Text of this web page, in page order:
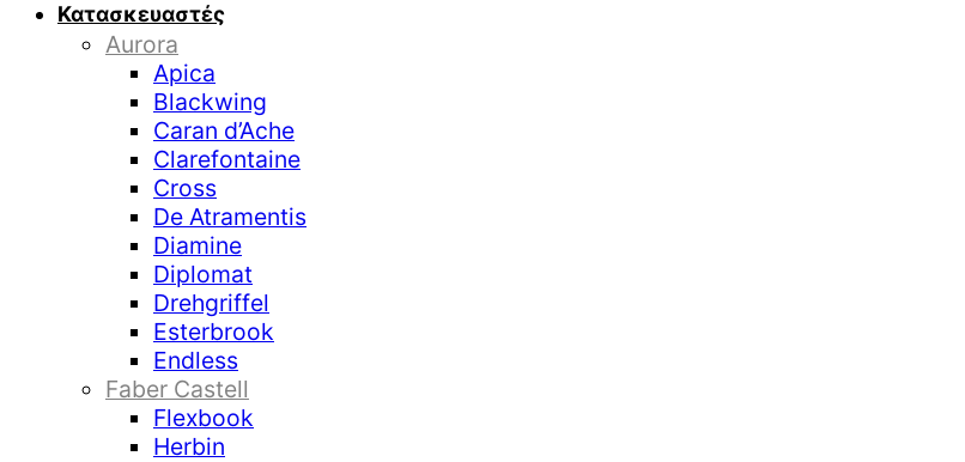
Κατασκευαστές
Aurora
Apica
Blackwing
Caran d’Ache
Clarefontaine
Cross
De Atramentis
Diamine
Diplomat
Drehgriffel
Esterbrook
Endless
Faber Castell
Flexbook
Herbin